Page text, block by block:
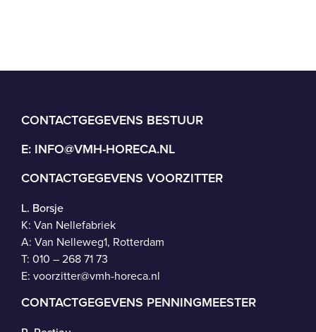
CONTACTGEGEVENS BESTUUR
E: INFO@VMH-HORECA.NL
CONTACTGEGEVENS VOORZITTER
L. Borsje
K: Van Nellefabriek
A: Van Nelleweg1, Rotterdam
T: 010 – 268 71 73
E: voorzitter@vmh-horeca.nl
CONTACTGEGEVENS PENNINGMEESTER